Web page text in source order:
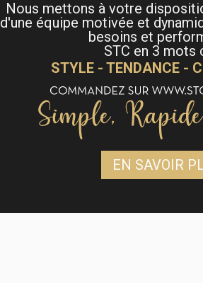
Nous mettons à votre
d'une équipe motivée et
besoins et
STC en 3 mots
STYLE - TENDANCE -
EN SAVOIR